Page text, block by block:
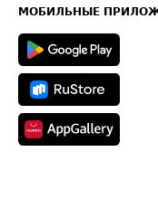
Техническая информация
МОБИЛЬНЫЕ